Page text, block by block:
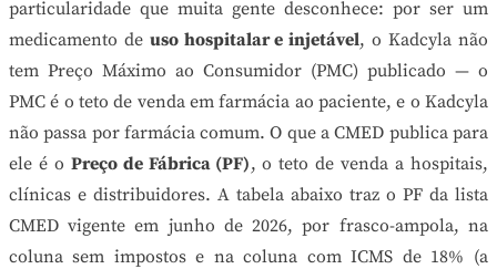
particularidade que muita gente desconhece: por ser um
medicamento de uso hospitalar e injetável, o Kadcyla não
tem Preço Máximo ao Consumidor (PMC) publicado — o
PMC é o teto de venda em farmácia ao paciente, e o Kadcyla
não passa por farmácia comum. O que a CMED publica para
ele é o Preço de Fábrica (PF), o teto de venda a hospitais,
clínicas e distribuidores. A tabela abaixo traz o PF da lista
CMED vigente em junho de 2026, por frasco-ampola, na
coluna sem impostos e na coluna com ICMS de 18% (a